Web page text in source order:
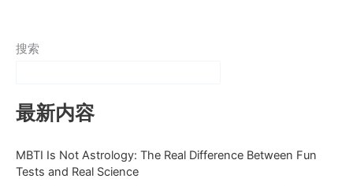
搜索
最新内容
MBTI Is Not Astrology: The Real Difference Between Fun
Tests and Real Science